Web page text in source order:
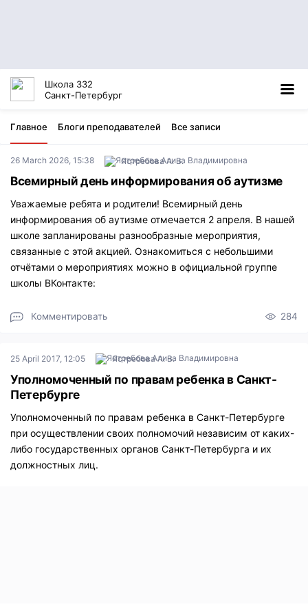
Школа 332
Санкт-Петербург
Главное Блоги преподавателей Все записи
26 March 2026, 15:38 Ястребова А. В.
Всемирный день информирования об аутизме
Уважаемые ребята и родители! Всемирный день
информирования об аутизме отмечается 2 апреля. В нашей
школе запланированы разнообразные мероприятия,
связанные с этой акцией. Ознакомиться с небольшими
отчётами о мероприятиях можно в официальной группе
школы ВКонтакте:
Комментировать 284
25 April 2017, 12:05 Ястребова А. В.
Уполномоченный по правам ребенка в Санкт-
Петербурге
Уполномоченный по правам ребенка в Санкт-Петербурге
при осуществлении своих полномочий независим от каких-
либо государственных органов Санкт-Петербурга и их
должностных лиц.